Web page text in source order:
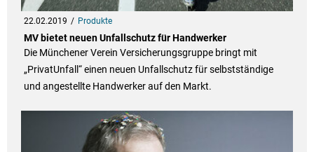
22.02.2019 Produkte
MV bietet neuen Unfallschutz für Handwerker
Die Münchener Verein Versicherungsgruppe bringt mit
„PrivatUnfall“ einen neuen Unfallschutz für selbstständige
und angestellte Handwerker auf den Markt.